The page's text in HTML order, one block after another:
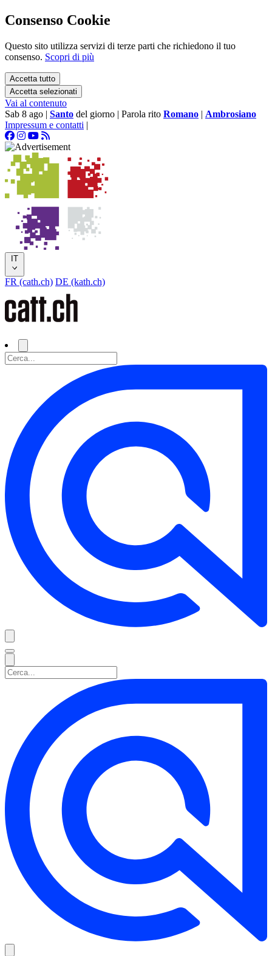
Consenso Cookie
Questo sito utilizza servizi di terze parti che richiedono il tuo
consenso. Scopri di più
Accetta tutto
Accetta selezionati
Vai al contenuto
Sab 8 ago | Santo del giorno | Parola rito Romano | Ambrosiano
Impressum e contatti |
IT
FR (cath.ch) DE (kath.ch)